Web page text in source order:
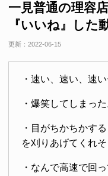
一見普通の理容
『いいね』した
更新： 2022-06-15
・速い、速い、速い
・爆笑してしまっ
・目がちかちかす
を刈りあげてくれそ
・なんで高速で回